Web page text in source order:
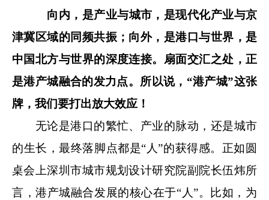
向内，是产业与城市，是现代化产业与京
津冀区域的同频共振；向外，是港口与世界，是
中国北方与世界的深度连接。扇面交汇之处，正
是港产城融合的发力点。所以说，“港产城”这张
牌，我们要打出放大效应！
无论是港口的繁忙、产业的脉动，还是城市
的生长，最终落脚点都是“人”的获得感。正如圆
桌会上深圳市城市规划设计研究院副院长伍炜所
言，港产城融合发展的核心在于“人”。比如，为